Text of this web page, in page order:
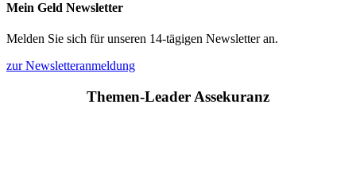
Mein Geld Newsletter
Melden Sie sich für unseren 14-tägigen Newsletter an.
zur Newsletteranmeldung
Themen-Leader Assekuranz